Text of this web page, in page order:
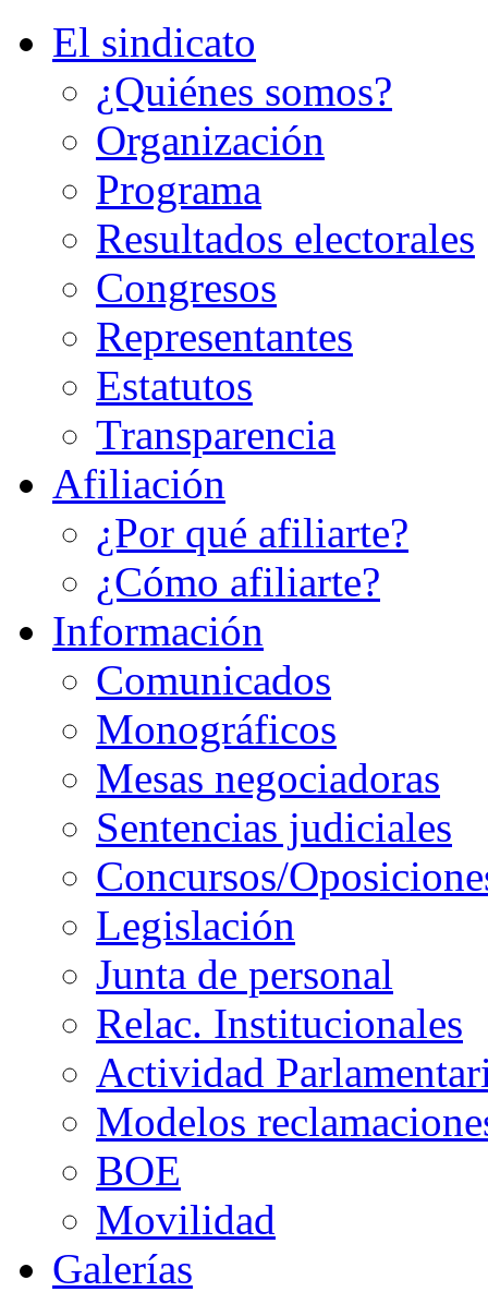
El sindicato
¿Quiénes somos?
Organización
Programa
Resultados electorales
Congresos
Representantes
Estatutos
Transparencia
Afiliación
¿Por qué afiliarte?
¿Cómo afiliarte?
Información
Comunicados
Monográficos
Mesas negociadoras
Sentencias judiciales
Concursos/
Legislación
Junta de personal
Relac. Institucionales
Actividad
Modelos
BOE
Movilidad
Galerías